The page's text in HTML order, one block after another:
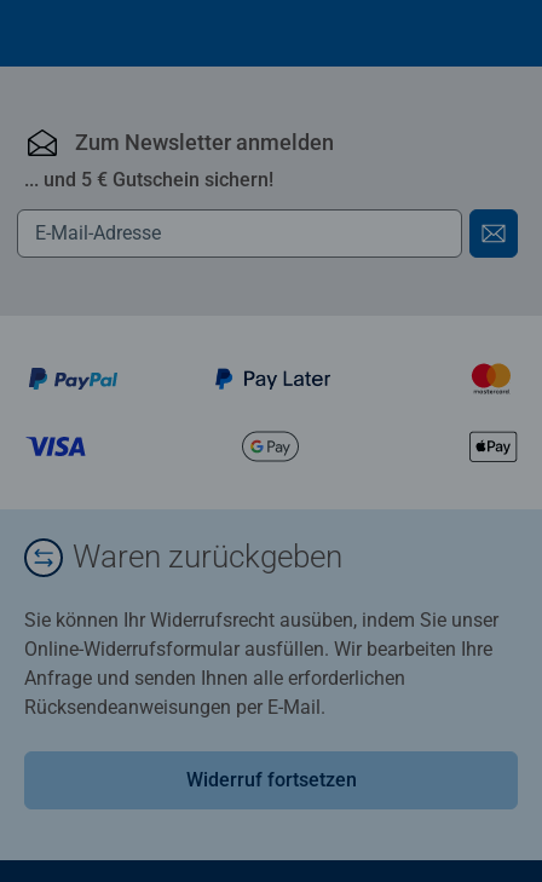
Zum Newsletter anmelden
... und 5 € Gutschein sichern!
Waren zurückgeben
Sie können Ihr Widerrufsrecht ausüben, indem Sie unser
Online-Widerrufsformular ausfüllen. Wir bearbeiten Ihre
Anfrage und senden Ihnen alle erforderlichen
Rücksendeanweisungen per E-Mail.
Widerruf fortsetzen